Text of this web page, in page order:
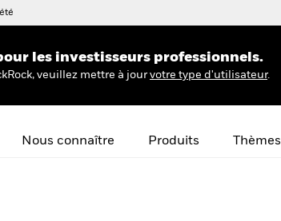
les investisseurs professionnels.
veuillez mettre à jour votre type d'utilisateur.
Nous connaître Produits Thèmes